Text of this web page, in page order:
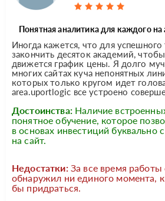
Понятная аналитика для каждого
Иногда кажется, что для
закончить десяток академий,
движется график цены. Я долго
многих сайтах куча непонятных
которых только кругом идет
area.uportlogic все устроено
Достоинства: Наличие
понятное обучение, которое
в основах инвестиций буквально
на сайт.
Недостатки: За все время
обнаружил ни единого момента,
бы придраться.